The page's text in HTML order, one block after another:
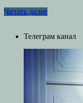
Читать далее
Телеграм канал